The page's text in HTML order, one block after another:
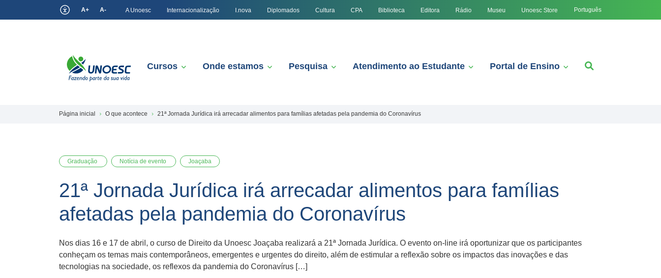
A+ A- A Unoesc Internacionalização I.nova Diplomados Cultura CPA Biblioteca Editora Rádio Museu Unoesc Store Português
Cursos Onde estamos Pesquisa Atendimento ao Estudante Portal de Ensino
Página inicial O que acontece 21ª Jornada Jurídica irá arrecadar alimentos para famílias afetadas pela pandemia do Coronavírus
Graduação Notícia de evento Joaçaba
21ª Jornada Jurídica irá arrecadar alimentos para famílias
afetadas pela pandemia do Coronavírus
Nos dias 16 e 17 de abril, o curso de Direito da Unoesc Joaçaba realizará a 21ª Jornada Jurídica. O evento on-line irá oportunizar que os participantes
conheçam os temas mais contemporâneos, emergentes e urgentes do direito, além de estimular a reflexão sobre os impactos das inovações e das
tecnologias na sociedade, os reflexos da pandemia do Coronavírus […]